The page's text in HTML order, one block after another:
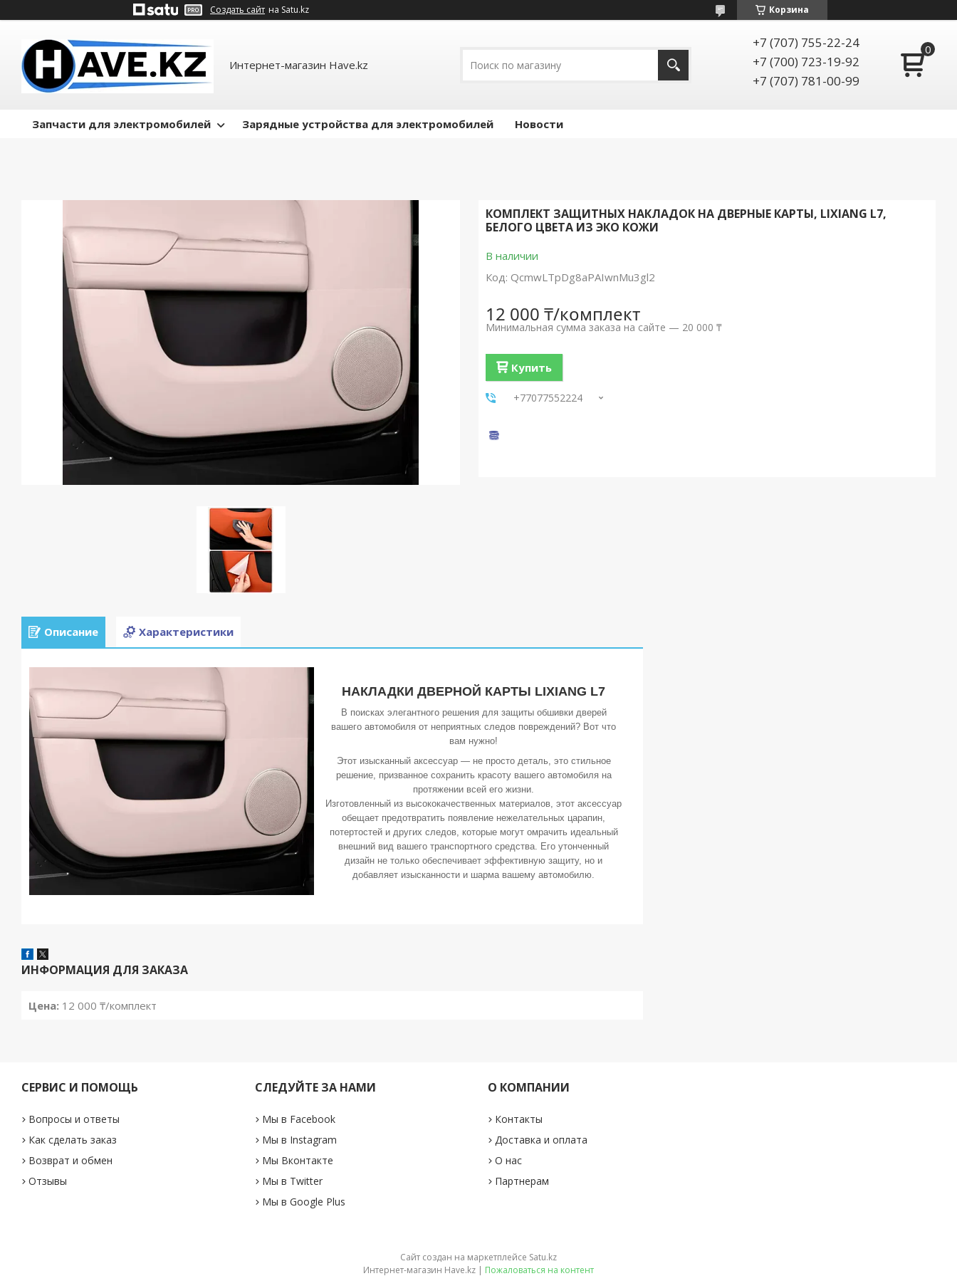
Создать сайт на Satu.kz Корзина
Интернет-магазин Have.kz
+7 (707) 755-22-24
+7 (700) 723-19-92
+7 (707) 781-00-99
Запчасти для электромобилей Зарядные устройства для электромобилей Новости
КОМПЛЕКТ ЗАЩИТНЫХ НАКЛАДОК НА ДВЕРНЫЕ КАРТЫ, LIXIANG L7,
БЕЛОГО ЦВЕТА ИЗ ЭКО КОЖИ
В наличии
Код: QcmwLTpDg8aPAIwnMu3gl2
12 000 ₸/комплект
Минимальная сумма заказа на сайте — 20 000 ₸
Купить
+77077552224
Описание Характеристики
НАКЛАДКИ ДВЕРНОЙ КАРТЫ LIXIANG L7
В поисках элегантного решения для защиты обшивки дверей
вашего автомобиля от неприятных следов повреждений? Вот что
вам нужно!
Этот изысканный аксессуар — не просто деталь, это стильное
решение, призванное сохранить красоту вашего автомобиля на
протяжении всей его жизни.
Изготовленный из высококачественных материалов, этот аксессуар
обещает предотвратить появление нежелательных царапин,
потертостей и других следов, которые могут омрачить идеальный
внешний вид вашего транспортного средства. Его утонченный
дизайн не только обеспечивает эффективную защиту, но и
добавляет изысканности и шарма вашему автомобилю.
ИНФОРМАЦИЯ ДЛЯ ЗАКАЗА
Цена: 12 000 ₸/комплект
СЕРВИС И ПОМОЩЬ
Вопросы и ответы
Как сделать заказ
Возврат и обмен
Отзывы
СЛЕДУЙТЕ ЗА НАМИ
Мы в Facebook
Мы в Instagram
Мы Вконтакте
Мы в Twitter
Мы в Google Plus
О КОМПАНИИ
Контакты
Доставка и оплата
О нас
Партнерам
Сайт создан на маркетплейсе Satu.kz
Интернет-магазин Have.kz | Пожаловаться на контент